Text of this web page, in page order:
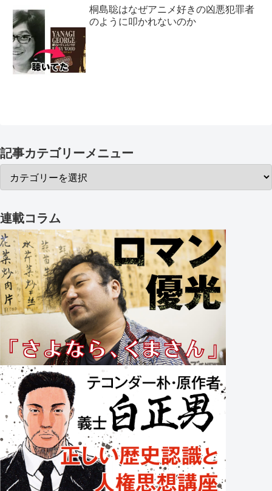
桐島聡はなぜアニメ好きの凶悪犯罪者
のように叩かれないのか
記事カテゴリーメニュー
連載コラム